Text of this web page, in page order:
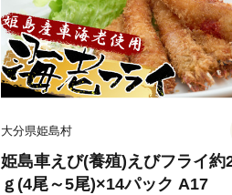
大分県姫島村
姫島車えび(養殖)えびフライ約
ｇ(4尾～5尾)×14パック A17